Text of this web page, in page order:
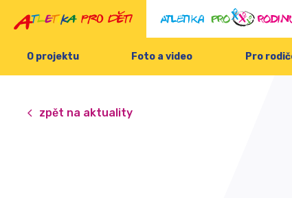
O projektu Foto a video Pro
zpět na aktuality